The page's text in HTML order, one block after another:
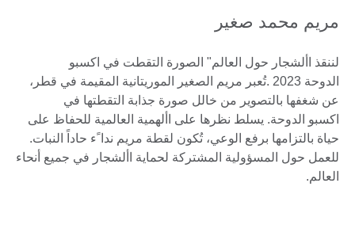
مريم محمد صغير
لننقذ األشجار حول العالم" الصورة التقطت في اكسبو
الدوحة 2023 .تُعبر مريم الصغير الموريتانية المقيمة في قطر،
عن شغفها بالتصوير من خالل صورة جذابة التقطتها في
اكسبو الدوحة. يسلط نظرها على األهمية العالمية للحفاظ على
حياة بالتزامها برفع الوعي، تُكون لقطة مريم ندا ًء حاداً النبات.
للعمل حول المسؤولية المشتركة لحماية األشجار في جميع أنحاء
العالم.